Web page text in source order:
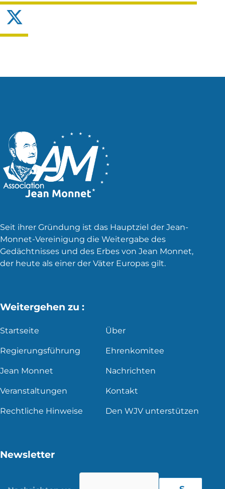
Seit ihrer Gründung ist das Hauptziel der Jean-
Monnet-Vereinigung die Weitergabe des
Gedächtnisses und des Erbes von Jean Monnet,
der heute als einer der Väter Europas gilt.
Weitergehen zu :
Startseite Über
Regierungsführung Ehrenkomitee
Jean Monnet Nachrichten
Veranstaltungen Kontakt
Rechtliche Hinweise Den WJV unterstützen
Newsletter